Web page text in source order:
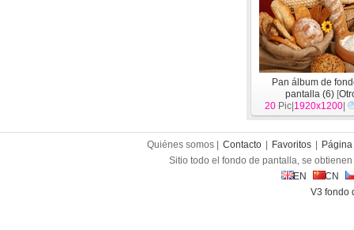
Pan álbum de
pantalla (6) [
20 Pic| 1920x1200
Quiénes somos | Contacto Favoritos
Sitio todo el fondo de pantalla, se
EN
CN
V3 fondo